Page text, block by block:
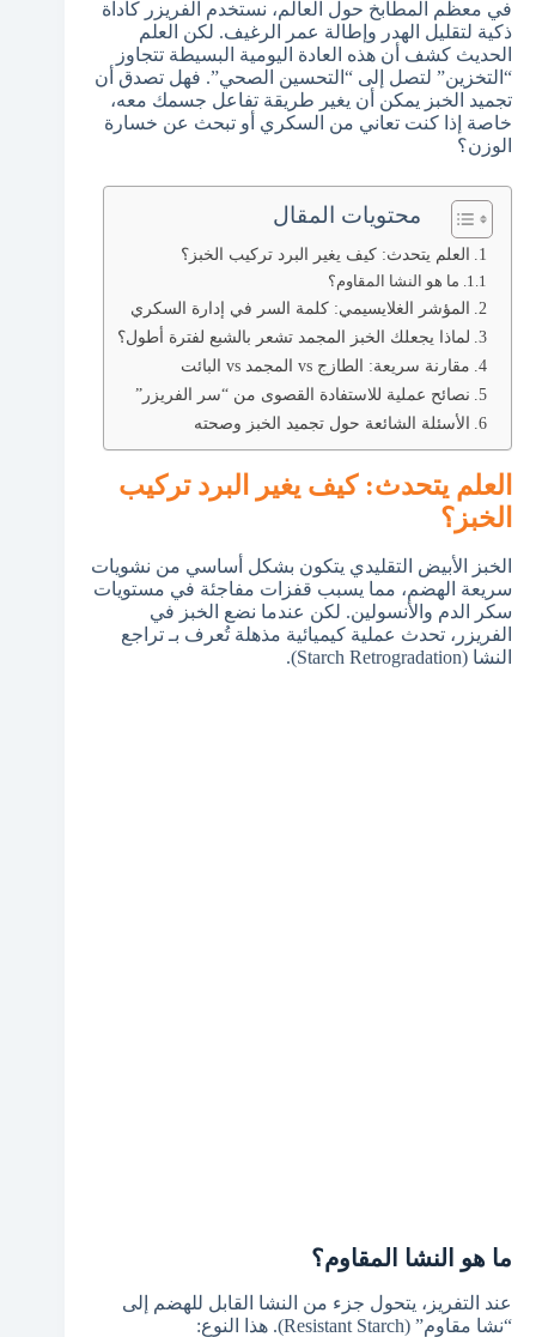
في معظم المطابخ حول العالم، نستخدم الفريزر كأداة
ذكية لتقليل الهدر وإطالة عمر الرغيف. لكن العلم
الحديث كشف أن هذه العادة اليومية البسيطة تتجاوز
“التخزين” لتصل إلى “التحسين الصحي”. فهل تصدق أن
تجميد الخبز يمكن أن يغير طريقة تفاعل جسمك معه،
خاصة إذا كنت تعاني من السكري أو تبحث عن خسارة
الوزن؟
محتويات المقال
العلم يتحدث: كيف يغير البرد تركيب الخبز؟
ما هو النشا المقاوم؟
المؤشر الغلايسيمي: كلمة السر في إدارة السكري
لماذا يجعلك الخبز المجمد تشعر بالشبع لفترة أطول؟
مقارنة سريعة: الطازج vs المجمد vs البائت
نصائح عملية للاستفادة القصوى من “سر الفريزر”
الأسئلة الشائعة حول تجميد الخبز وصحته
العلم يتحدث: كيف يغير البرد تركيب
الخبز؟
الخبز الأبيض التقليدي يتكون بشكل أساسي من نشويات
سريعة الهضم، مما يسبب قفزات مفاجئة في مستويات
سكر الدم والأنسولين. لكن عندما نضع الخبز في
الفريزر، تحدث عملية كيميائية مذهلة تُعرف بـ تراجع
النشا (Starch Retrogradation).
ما هو النشا المقاوم؟
عند التفريز، يتحول جزء من النشا القابل للهضم إلى
“نشا مقاوم” (Resistant Starch). هذا النوع: